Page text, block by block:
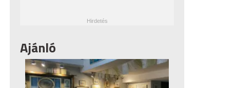
Ajánló